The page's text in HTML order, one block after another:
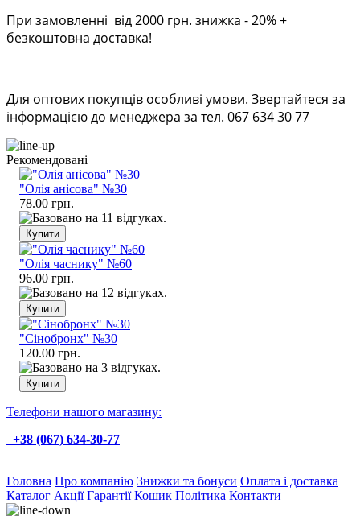
При замовленні від 2000 грн. знижка - 20% +
безкоштовна доставка!
Для оптових покупців особливі умови. Звертайтеся за
інформацією до менеджера за тел. 067 634 30 77
Рекомендовані
"Олія анісова" №30
78.00 грн.
"Олія часнику" №60
96.00 грн.
"Сінобронх" №30
120.00 грн.
Телефони нашого магазину:
+38 (067) 634-30-77
Головна Про компанію Знижки та бонуси Оплата і доставка
Каталог Акції Гарантії Кошик Політика Контакти